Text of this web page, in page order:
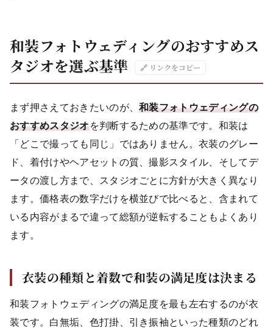
和装フォトウェディングのおすすめス
タジオを選ぶ基準
🔗 リンクをコピー
まず押さえておきたいのが、和装フォトウェディングの
おすすめスタジオを判断するための基準です。和装は
「どこで撮っても同じ」ではありません。衣装のグレー
ド、着付けやヘアセットの質、撮影スタイル、そしてデ
ータの渡し方まで、スタジオごとに方針が大きく異なり
ます。価格表の数字だけを横並びで比べると、含まれて
いる内容がまるで違って総額が逆転することもよくあり
ます。
衣装の種類と着数で和装の満足度は決まる
和装フォトウェディングの満足度を最も左右するのが衣
装です。白無垢、色打掛、引き振袖といった種類のどれ